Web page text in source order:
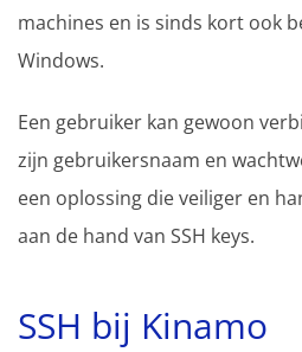
machines en is sinds kort ook
Windows.
Een gebruiker kan gewoon
zijn gebruikersnaam en
een oplossing die veiliger en
aan de hand van SSH keys.
SSH bij Kinamo